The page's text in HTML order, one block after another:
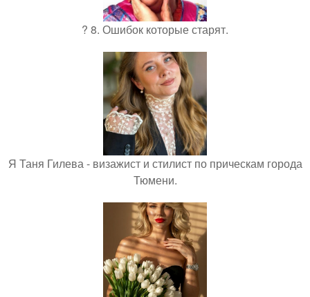
? 8. Ошибок которые старят.
Я Таня Гилева - визажист и стилист по прическам города
Тюмени.